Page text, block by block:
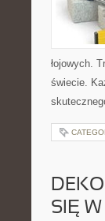
łojowych.
świecie.
SIĘ